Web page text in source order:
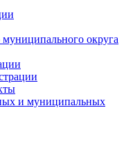
округа
и муниципальных